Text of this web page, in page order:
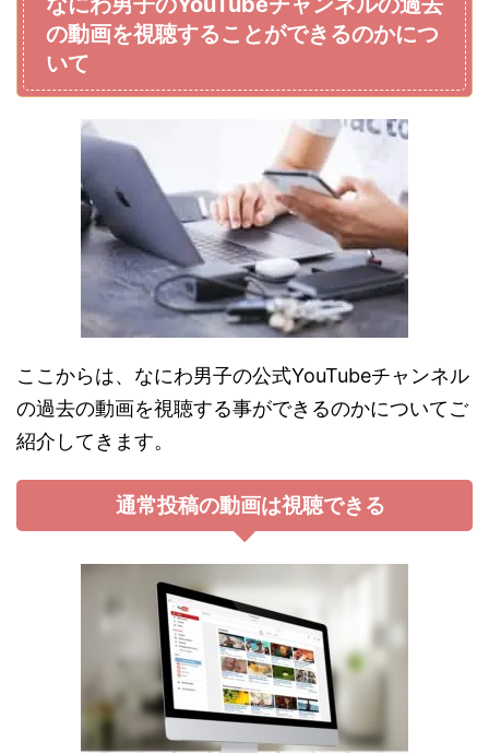
の動画を視聴することができるのかにつ
いて
ここからは、なにわ男子の公式YouTubeチャンネル
の過去の動画を視聴する事ができるのかについてご
紹介してきます。
通常投稿の動画は視聴できる